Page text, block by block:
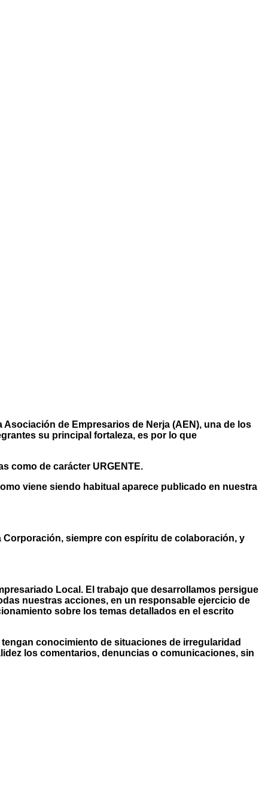
Asociación de Empresarios de Nerja (AEN), una de los
su principal fortaleza, es por lo que
como de carácter URGENTE.
viene siendo habitual aparece publicado en nuestra
siempre con espíritu de colaboración, y
Local. El trabajo que desarrollamos persigue
nuestras acciones, en un responsable ejercicio de
sobre los temas detallados en el escrito
conocimiento de situaciones de irregularidad
los comentarios, denuncias o comunicaciones, sin